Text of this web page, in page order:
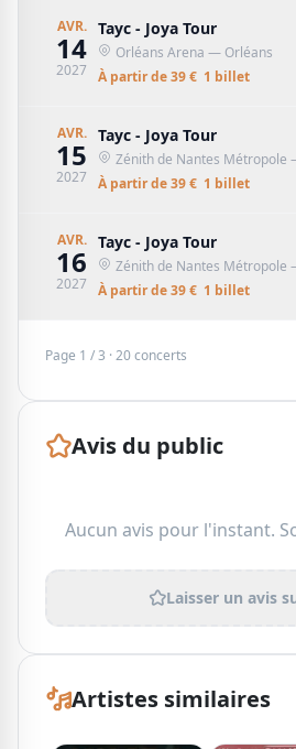
AVR.
14
2027
Tayc - Joya Tour
Orléans Arena — Orléans
À partir de39€ 1 billet
AVR.
15
2027
Tayc - Joya Tour
Zénith de Nantes Métropole
À partir de39€ 1 billet
AVR.
16
2027
Tayc - Joya Tour
Zénith de Nantes Métropole
À partir de39€ 1 billet
Page 1 /3 ·20concerts
Avis du public
Aucun avis pour l'instant.
Laisser un avis
Artistes similaires